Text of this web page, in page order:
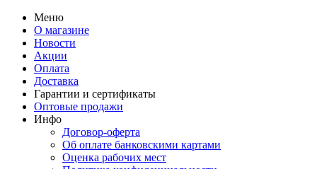
Меню
О магазине
Новости
Акции
Оплата
Доставка
Гарантии и сертификаты
Оптовые продажи
Инфо
Договор-оферта
Об оплате банковскими картами
Оценка рабочих мест